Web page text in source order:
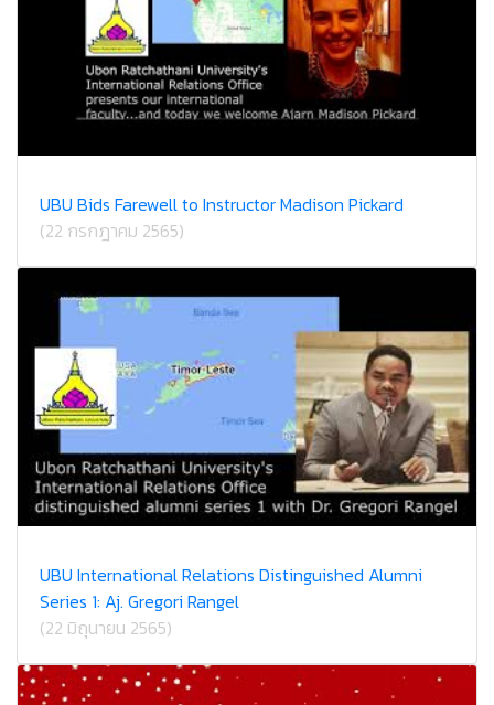
UBU Bids Farewell to Instructor Madison Pickard
(22 กรกฎาคม 2565)
UBU International Relations Distinguished Alumni
Series 1: Aj. Gregori Rangel
(22 มิถุนายน 2565)